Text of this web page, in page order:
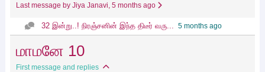
Last message by Jiya Janavi, 5 months ago
32 இன்று..! நிரஞ்சனின் இந்த திடீர் வரு... 5 months ago
மாமனே 10
First message and replies